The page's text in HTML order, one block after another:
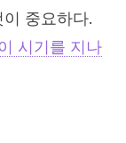
중요하다.
시기를 지나